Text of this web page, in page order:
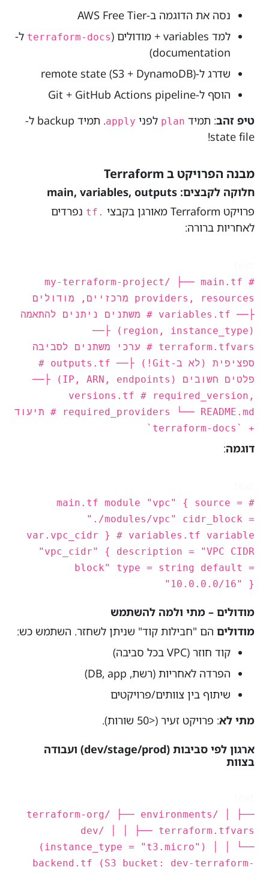
נסה את הדוגמה ב-AWS Free Tier
למד variables + מודולים (
terraform-docs ל-
documentation)
שדרג ל-remote state (S3 + DynamoDB)
הוסף ל-Git + GitHub Actions pipeline
טיפ זהב: תמיד plan לפני apply
. תמיד backup ל-
state file!
מבנה הפרויקט ב Terraform
חלוקה לקבצים: main, variables, outputs
פרויקט Terraform מאורגן בקבצי
.tf
נפרדים
לאחריות ברורה:
my-terraform-project/ ├── main.tf #
providers, resources מרכזיים, מודולים
├── variables.tf # משתנים ניתנים להתאמה
(region, instance_type) ├──
terraform.tfvars # ערכי משתנים לסביבה
ספציפית (לא ב-Git!) ├── outputs.tf #
פלטים חשובים (IP, ARN, endpoints) ├──
versions.tf # required_version,
required_providers └── README.md # תיעוד
+ `terraform-docs`
דוגמה:
# main.tf module "vpc" { source =
"./modules/vpc" cidr_block =
var.vpc_cidr } # variables.tf variable
"vpc_cidr" { description = "VPC CIDR
block" type = string default =
"10.0.0.0/16" }
מודולים – מתי ולמה להשתמש
מודולים הם "חבילות קוד" שניתן לשחזר. השתמש כש:
קוד חוזר (VPC בכל סביבה)
הפרדה לאחריות (רשת, DB, app)
שיתוף בין צוותים/פרויקטים
מתי לא: פרויקט זעיר (<50 שורות).
ארגון לפי סביבות (dev/stage/prod) ועבודה
בצוות
terraform-org/ ├── environments/ │ ├──
dev/ │ │ ├── terraform.tfvars
(instance_type = "t3.micro") │ │ └──
backend.tf (S3 bucket: dev-terraform-